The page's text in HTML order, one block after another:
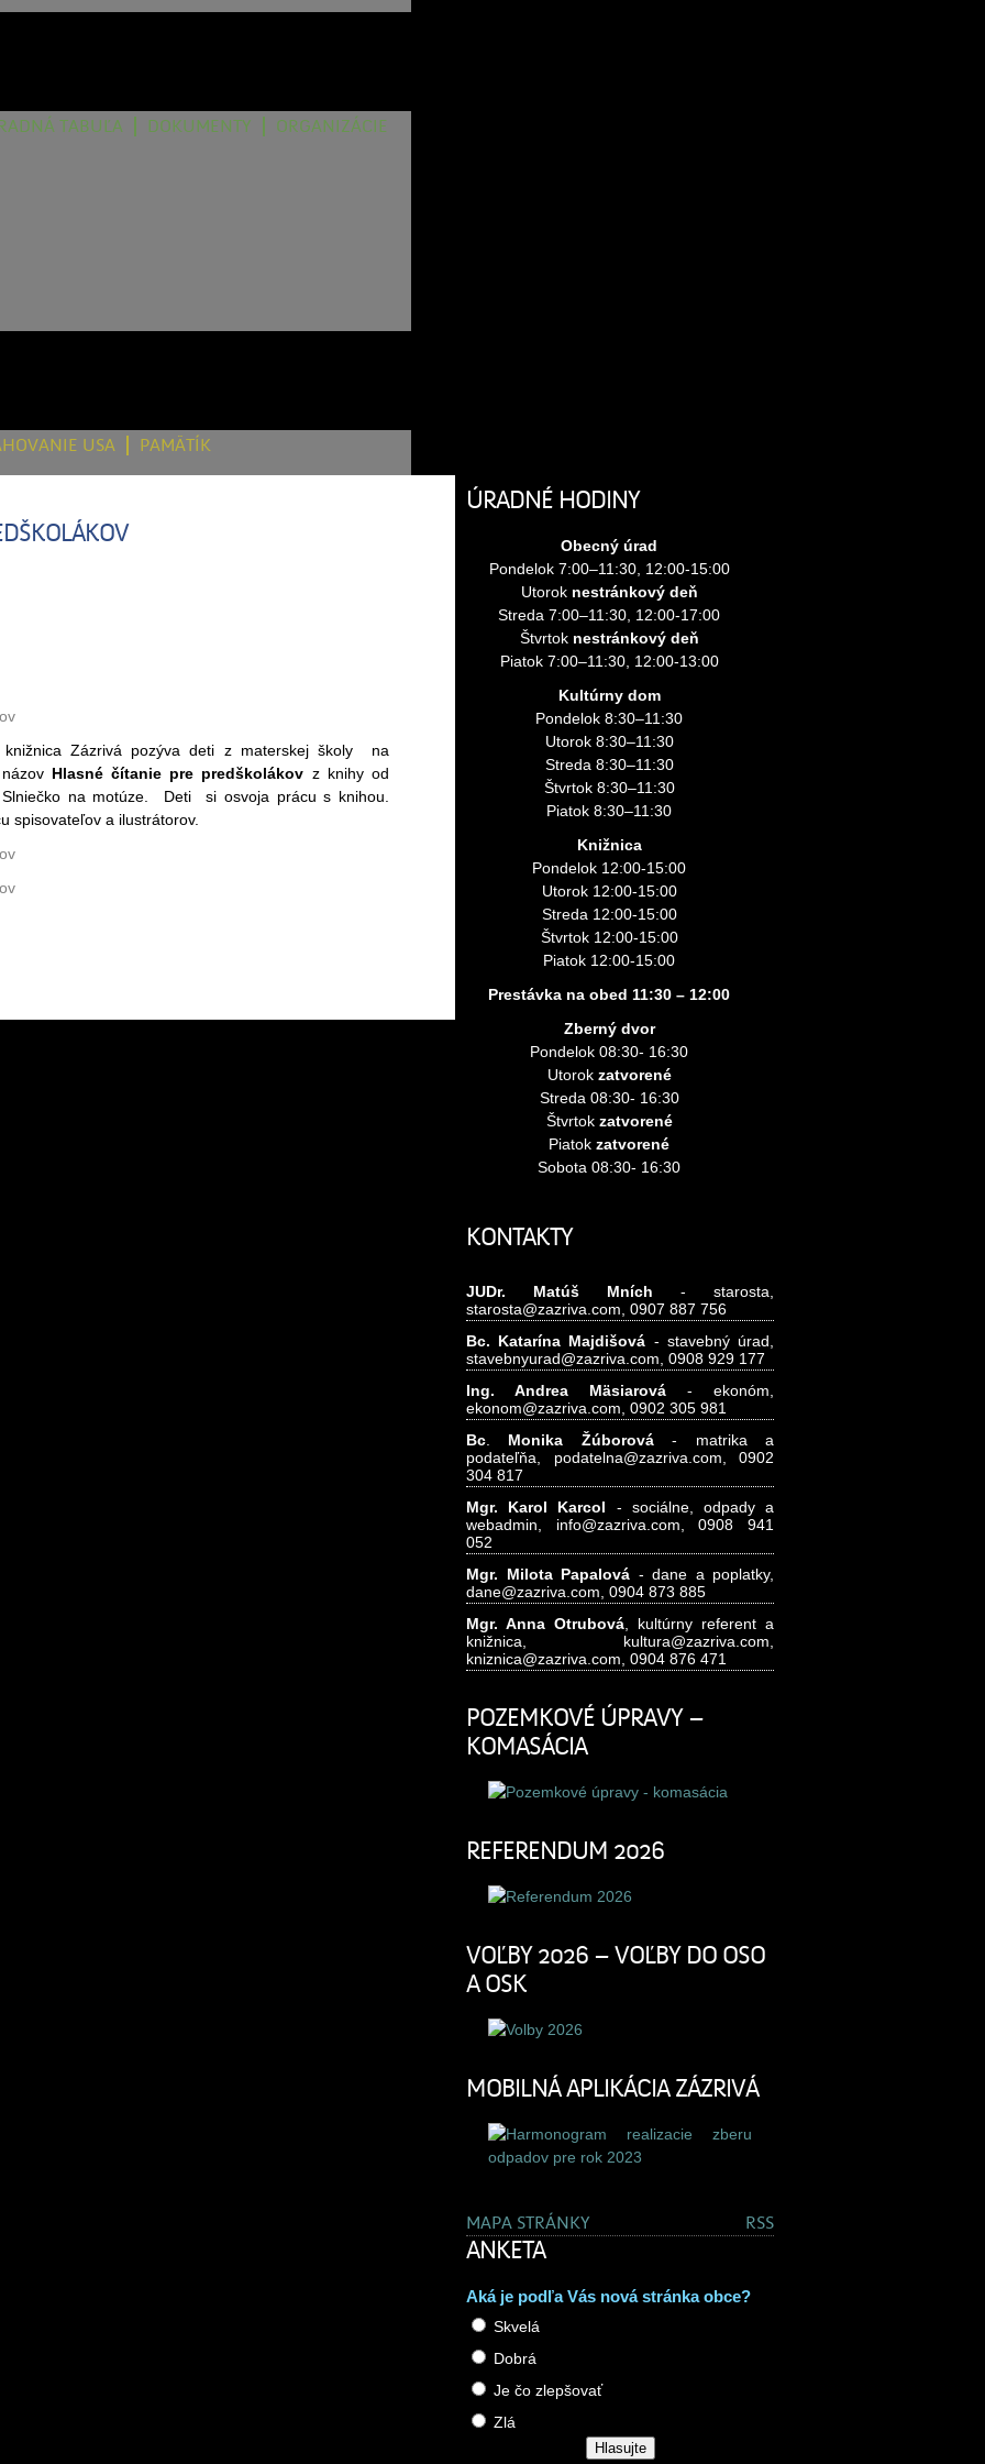
TABUĽA DOKUMENTY ORGANIZÁCIE
USA
PAMÄTÍK
Zázrivá pozýva deti z materskej školy na
Hlasné čítanie pre predškolákov z knihy od
Slniečko na motúze. Deti si osvoja prácu s knihou.
spisovateľov a ilustrátorov.
ÚRADNÉ HODINY
Obecný úrad
Pondelok 7:00–11:30, 12:00-15:00
Utorok nestránkový deň
Streda 7:00–11:30, 12:00-17:00
Štvrtok nestránkový deň
Piatok 7:00–11:30, 12:00-13:00
Kultúrny dom
Pondelok 8:30–11:30
Utorok 8:30–11:30
Streda 8:30–11:30
Štvrtok 8:30–11:30
Piatok 8:30–11:30
Knižnica
Pondelok 12:00-15:00
Utorok 12:00-15:00
Streda 12:00-15:00
Štvrtok 12:00-15:00
Piatok 12:00-15:00
Prestávka na obed 11:30 – 12:00
Zberný dvor
Pondelok 08:30- 16:30
Utorok zatvorené
Streda 08:30- 16:30
Štvrtok zatvorené
Piatok zatvorené
Sobota 08:30- 16:30
KONTAKTY
JUDr. Matúš Mních - starosta,
starosta@zazriva.com, 0907 887 756
Bc. Katarína Majdišová - stavebný úrad,
stavebnyurad@zazriva.com, 0908 929 177
Ing. Andrea Mäsiarová - ekonóm,
ekonom@zazriva.com , 0902 305 981
Bc
Monika Žúborová- matrika a
podateľňa, podatelna@zazriva.com, 0902
304 817
Mgr. Karol Karcol - sociálne, odpady a
webadmin, info@zazriva.com,0908 941
052
Mgr. Milota Papalová - dane a poplatky,
dane@zazriva.com , 0904 873 885
Mgr. Anna Otrubová , kultúrny referent a
knižnica, kultura@zazriva.com,
kniznica@zazriva.com , 0904 876 471
POZEMKOVÉ ÚPRAVY –
KOMASÁCIA
REFERENDUM 2026
VOĽBY 2026 – VOĽBY DO OSO
A OSK
MOBILNÁ APLIKÁCIA ZÁZRIVÁ
MAPA STRÁNKY RSS
ANKETA
Aká je podľa Vás nová stránka obce?
Skvelá
Dobrá
Je čo zlepšovať
Zlá